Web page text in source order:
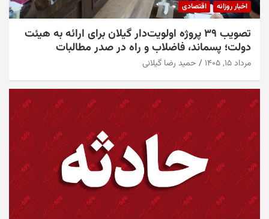
اخبار روزانه اقتصادی
تصویب ۳۹ پروژه اولویت‌دار گیلان برای ارائه به هیئت
دولت؛ پسماند، فاضلاب و راه در صدر مطالبات
مرداد ۱۵, ۱۴۰۵ حمید رضا گیلانی